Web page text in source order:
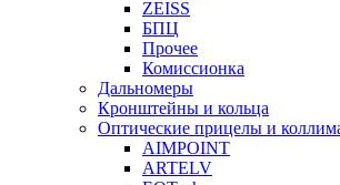
ZEISS
БПЦ
Прочее
Комиссионка
Дальномеры
Кронштейны и кольца
Оптические прицелы и
AIMPOINT
ARTELV